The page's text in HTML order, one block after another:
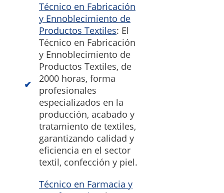
Técnico en Fabricación
y Ennoblecimiento de
Productos Textiles: El
Técnico en Fabricación
y Ennoblecimiento de
Productos Textiles, de
2000 horas, forma
profesionales
especializados en la
producción, acabado y
tratamiento de textiles,
garantizando calidad y
eficiencia en el sector
textil, confección y piel.
Técnico en Farmacia y